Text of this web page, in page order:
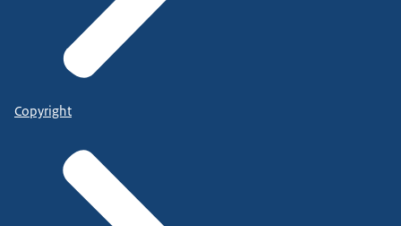
Copyright